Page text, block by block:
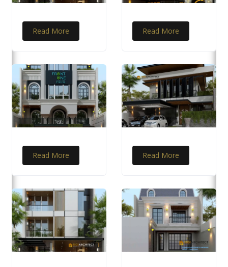
Read More Read More
Read More Read More